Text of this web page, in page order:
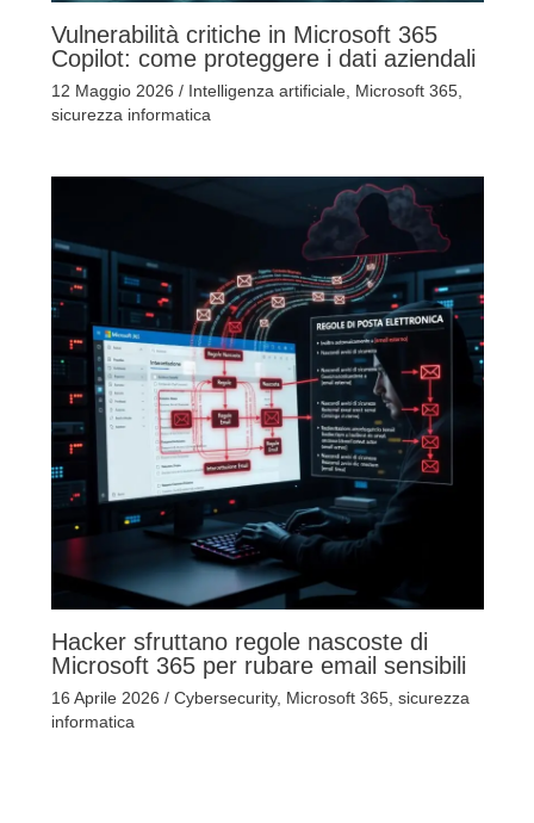
Vulnerabilità critiche in Microsoft 365
Copilot: come proteggere i dati aziendali
12 Maggio 2026 / Intelligenza artificiale, Microsoft 365,
sicurezza informatica
Hacker sfruttano regole nascoste di
Microsoft 365 per rubare email sensibili
16 Aprile 2026 / Cybersecurity, Microsoft 365, sicurezza
informatica